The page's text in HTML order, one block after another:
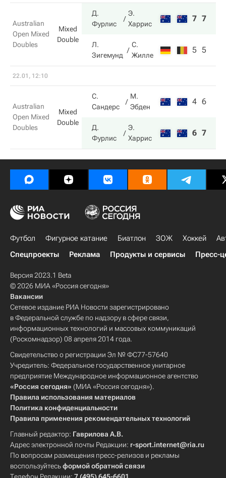
Australian
Open Mixed
Doubles
Mixed
Double
Д.
Фурлис
Э.
Харрис
7 7
Л.
Зигемунд
С.
Жилле
5 5
22.01, 12:10
Australian
Open Mixed
Doubles
Mixed
Double
С.
Сандерс
М.
Эбден
4 6
Д.
Фурлис
Э.
Харрис
6 7
Футбол Фигурное катание Биатлон ЗОЖ Хоккей
Спецпроекты
Реклама Продукты и сервисы Пресс-
Версия 2023.1 Beta
© 2026 МИА «Россия сегодня»
Вакансии
Сетевое издание РИА Новости зарегистрировано
в Федеральной службе по надзору в сфере связи,
информационных технологий и массовых коммуникаций
(Роскомнадзор) 08 апреля 2014 года.
Свидетельство о регистрации Эл № ФС77-57640
Учредитель: Федеральное государственное унитарное
предприятие Международное информационное агентство
«Россия сегодня» (МИА «Россия сегодня»).
Правила использования материалов
Политика конфиденциальности
Правила применения рекомендательных технологий
Главный редактор: Гаврилова А.В.
Адрес электронной почты Редакции: r-sport.internet@ria.ru
По вопросам размещения пресс-релизов и рекламы
воспользуйтесьформой обратной связи